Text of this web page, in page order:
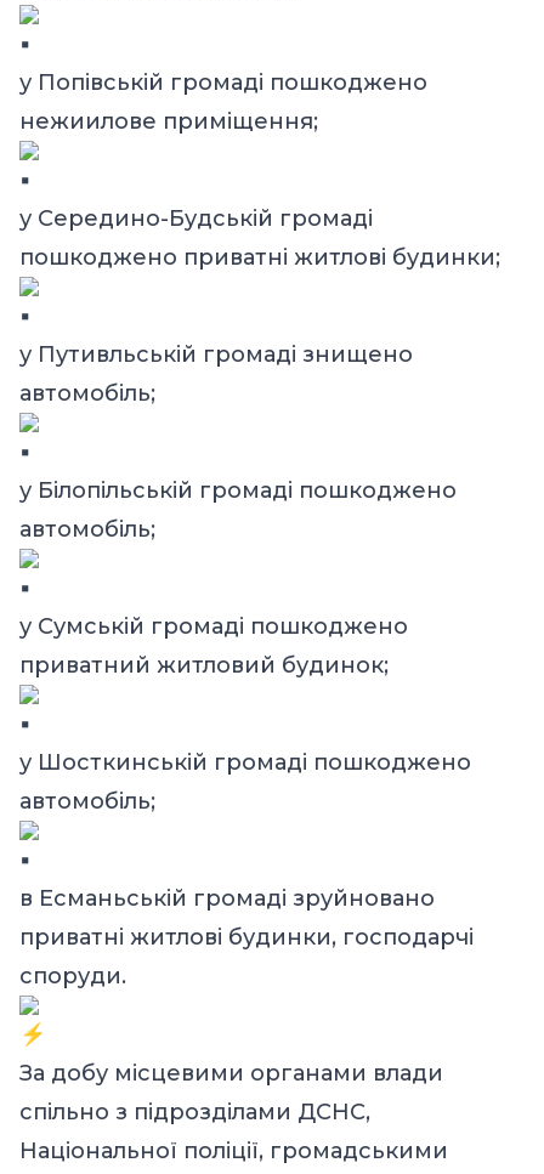
у Попівській громаді пошкоджено
нежиилове приміщення;
у Середино-Будській громаді
пошкоджено приватні житлові будинки;
у Путивльській громаді знищено
автомобіль;
у Білопільській громаді пошкоджено
автомобіль;
у Сумській громаді пошкоджено
приватний житловий будинок;
у Шосткинській громаді пошкоджено
автомобіль;
в Есманьській громаді зруйновано
приватні житлові будинки, господарчі
споруди.
За добу місцевими органами влади
спільно з підрозділами ДСНС,
Національної поліції, громадськими